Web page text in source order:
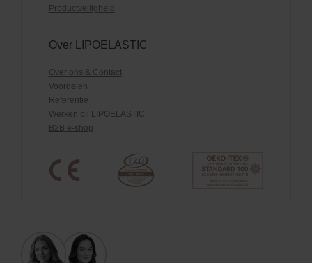
Productveiligheid
Over LIPOELASTIC
Over ons & Contact
Voordelen
Referentie
Werken bij LIPOELASTIC
B2B e-shop